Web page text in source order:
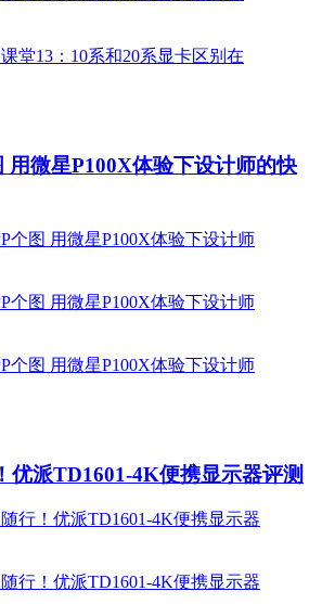
用微星P100X体验下设计师的快
优派TD1601-4K便携显示器评测